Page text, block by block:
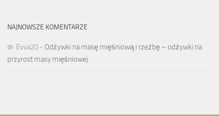
NAJNOWSZE KOMENTARZE
Evva20 - Odżywki na masę mięśniową i rzeźbę – odżywki na
przyrost masy mięśniowej